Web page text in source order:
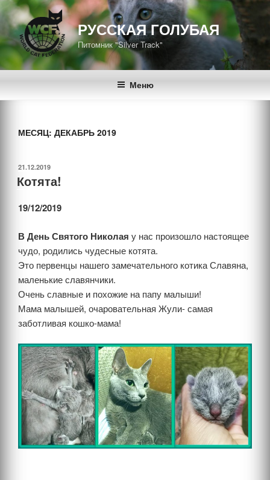
Перейти
содержимому
РУССКАЯ ГОЛУБАЯ
Питомник "Silver Track"
Меню
МЕСЯЦ: ДЕКАБРЬ 2019
ОПУБЛИКОВАНО
21.12.2019
Котята!
19/12/2019
В День Святого Николая у нас произошло настоящее
чудо, родились чудесные котята.
Это первенцы нашего замечательного котика Славяна,
маленькие славянчики.
Очень славные и похожие на папу малыши!
Мама малышей, очаровательная Жули- самая
заботливая кошко-мама!